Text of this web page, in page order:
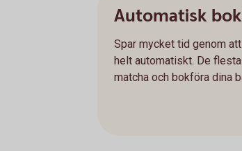
Automatisk
Spar mycket tid genom
helt automatiskt. De
matcha och bokföra dina